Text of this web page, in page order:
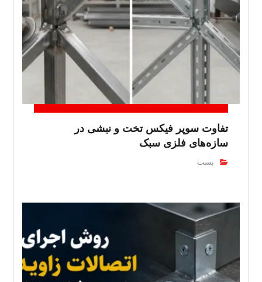
تفاوت سوپر فیکس تخت و نبشی در
سازه‌های فلزی سبک
بست